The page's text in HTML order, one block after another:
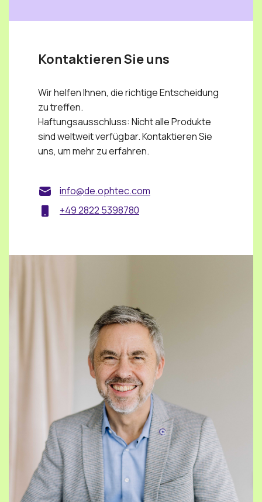
Kontaktieren Sie uns
Wir helfen Ihnen, die richtige Entscheidung
zu treffen.
Haftungsausschluss: Nicht alle Produkte
sind weltweit verfügbar. Kontaktieren Sie
uns, um mehr zu erfahren.
info@de.ophtec.com
+49 2822 5398780